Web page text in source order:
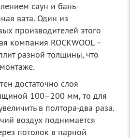
саун и бань
вата. Один из
производителей этого
компания ROCKWOOL –
разной толщины, что
достаточно слоя
100–200 мм, то для
в полтора-два раза.
воздух поднимается
потолок в парной